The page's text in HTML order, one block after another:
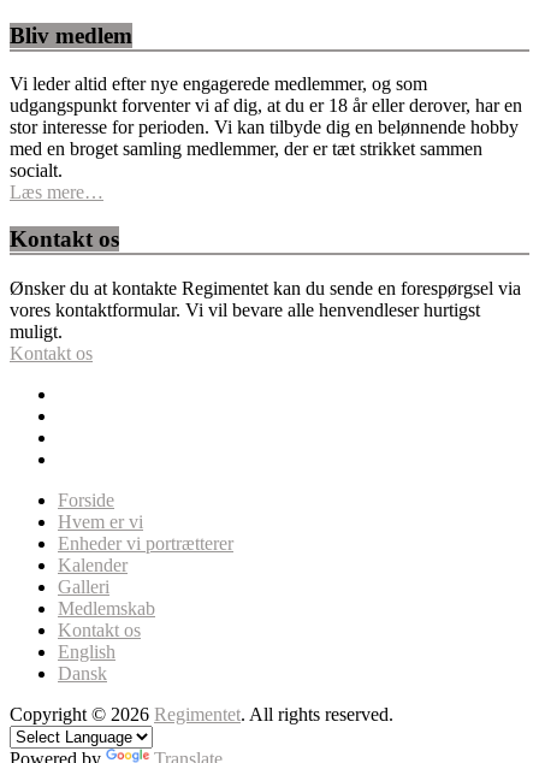
Bliv medlem
Vi leder altid efter nye engagerede medlemmer, og som
udgangspunkt forventer vi af dig, at du er 18 år eller derover, har en
stor interesse for perioden. Vi kan tilbyde dig en belønnende hobby
med en broget samling medlemmer, der er tæt strikket sammen
socialt.
Læs mere…
Kontakt os
Ønsker du at kontakte Regimentet kan du sende en forespørgsel via
vores kontaktformular. Vi vil bevare alle henvendleser hurtigst
muligt.
Kontakt os
Forside
Hvem er vi
Enheder vi portrætterer
Kalender
Galleri
Medlemskab
Kontakt os
English
Dansk
Copyright © 2026 Regimentet. All rights reserved.
Powered by Translate